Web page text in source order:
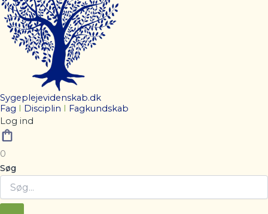
Sygeplejevidenskab.dk
Fag
Disciplin
Fagkundskab
Log ind
0
Søg